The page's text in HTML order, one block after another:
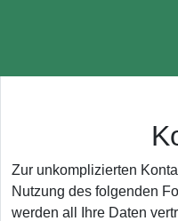
Zur unkomplizierten
Nutzung des folgenden
werden all Ihre Daten